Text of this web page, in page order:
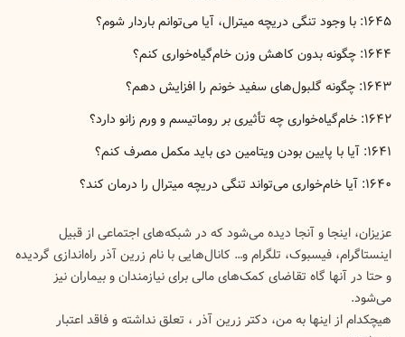
۱۶۴۵: با وجود تنگی دریچه میترال، آیا می‌توانم باردار شوم؟
۱۶۴۴: چگونه بدون کاهش وزن خام‌گیاه‌خواری کنم؟
۱۶۴۳: چگونه گلبول‌های سفید خونم را افزایش دهم؟
۱۶۴۲: خام‌گیاه‌خواری چه تأثیری بر روماتیسم و ورم زانو دارد؟
۱۶۴۱: آیا با پایین بودن ویتامین دی باید مکمل مصرف کنم؟
‍۱۶۴۰: آیا خام‌خواری می‌تواند تنگی دریچه میترال را درمان کند؟
عزیزان، اینجا و آنجا دیده می‌شود که در شبکه‌های اجتماعی از قبیل
اینستاگرام، فیسبوک، تلگرام و… کانال‌هایی با نام زرین آذر راه‌اندازی گردیده
و حتا در آنها گاه تقاضای کمک‌های مالی برای نیازمندان و بیماران نیز
می‌شود.
هیچکدام از اینها به من، دکتر زرین آذر ، تعلق نداشته و فاقد اعتبار